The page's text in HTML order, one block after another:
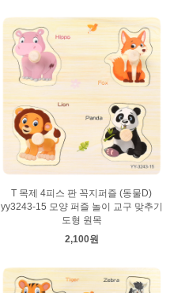
T 목제 4피스 판 꼭지퍼즐 (동물D)
yy3243-15 모양 퍼즐 놀이 교구 맞추기
도형 원목
2,100원